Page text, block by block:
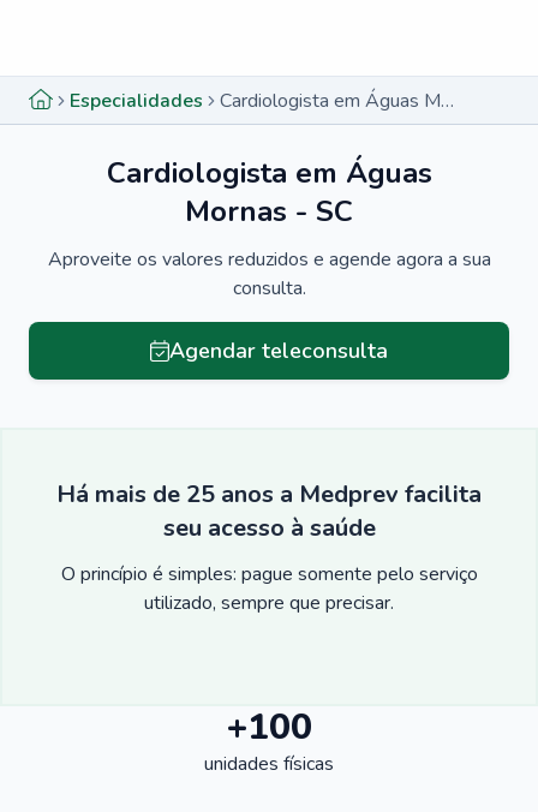
Especialidades Cardiologista em Águas Mornas - SC
Cardiologista em Águas
Mornas - SC
Aproveite os valores reduzidos e agende agora a sua
consulta.
Agendar teleconsulta
Há mais de 25 anos a Medprev facilita
seu acesso à saúde
O princípio é simples: pague somente pelo serviço
utilizado, sempre que precisar.
+100
unidades físicas